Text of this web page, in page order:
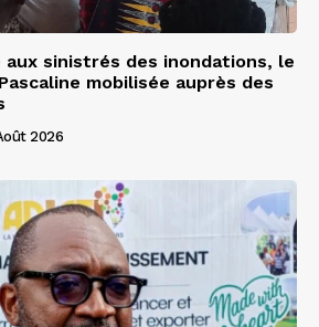
aux sinistrés des inondations, le
mobilisée auprès des
2026